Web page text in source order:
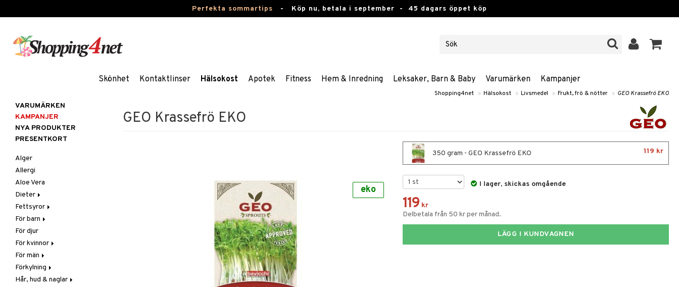
Perfekta sommartips - Köp nu, betala i september - 45 dagars öppet köp
Skönhet Kontaktlinser Hälsokost Apotek Fitness Hem & Inredning Leksaker, Barn & Baby Varumärken Kampanjer
Shopping4net » Hälsokost » Livsmedel » Frukt, frö & nötter » GEO Krassefrö EKO
GEO Krassefrö EKO
eko
350 gram - GEO Krassefrö EKO 119 kr
I lager, skickas omgående
119 kr
Delbetala från 50 kr per månad.
LÄGG I KUNDVAGNEN
VARUMÄRKEN
KAMPANJER
NYA PRODUKTER
PRESENTKORT
Alger
Allergi
Aloe Vera
Dieter
Glutenintolerans
LCHF
Raw Food
Fettsyror
Marina fettsyror
Veg fettsyror
För barn
Fettsyror
Hudvård
Vitamin & mineral
För djur
För kvinnor
Graviditet & amning
Klimakterie & PMS
Näringstillskott
För män
Näringstillskott
Övriga
Förkylning
C-vitamin
Hår, hud & naglar